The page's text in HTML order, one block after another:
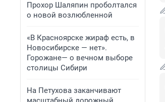
Прохор Шаляпин проболтался
о новой возлюбленной
«В Красноярске жираф есть, в
Новосибирске — нет».
Горожане— о вечном выборе
столицы Сибири
На Петухова заканчивают